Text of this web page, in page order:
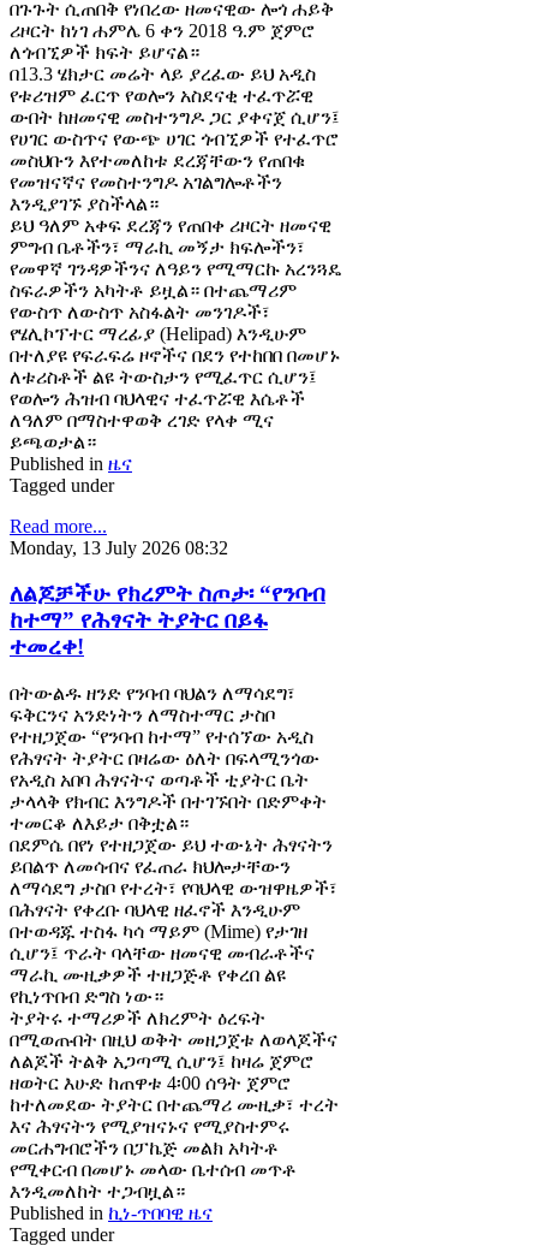
በጉጉት ሲጠበቅ የነበረው ዘመናዊው ሎጎ ሐይቅ
ሪዞርት ከነገ ሐምሌ 6 ቀን 2018 ዓ.ም ጀምሮ
ለጎብኚዎች ክፍት ይሆናል።
በ13.3 ሄክታር መሬት ላይ ያረፈው ይህ አዲስ
የቱሪዝም ፈርጥ የወሎን አስደናቂ ተፈጥሯዊ
ውበት ከዘመናዊ መስተንግዶ ጋር ያቀናጀ ሲሆን፤
የሀገር ውስጥና የውጭ ሀገር ጎብኚዎች የተፈጥሮ
መስህቡን እየተመለከቱ ደረጃቸውን የጠበቁ
የመዝናኛና የመስተንግዶ አገልግሎቶችን
እንዲያገኙ ያስችላል።
ይህ ዓለም አቀፍ ደረጃን የጠበቀ ሪዞርት ዘመናዊ
ምግብ ቤቶችን፣ ማራኪ መኝታ ክፍሎችን፣
የመዋኛ ገንዳዎችንና ለዓይን የሚማርኩ አረንጓዴ
ስፍራዎችን አካትቶ ይዟል። በተጨማሪም
የውስጥ ለውስጥ አስፋልት መንገዶች፣
የሄሊኮፕተር ማረፊያ (Helipad) እንዲሁም
በተለያዩ የፍራፍሬ ዞኖችና በደን የተከበበ በመሆኑ
ለቱሪስቶች ልዩ ትውስታን የሚፈጥር ሲሆን፤
የወሎን ሕዝብ ባህላዊና ተፈጥሯዊ እሴቶች
ለዓለም በማስተዋወቅ ረገድ የላቀ ሚና
ይጫወታል።
Published in ዜና
Tagged under
Read more...
Monday, 13 July 2026 08:32
ለልጆቻችሁ የክረምት ስጦታ፡ “የንባብ
ከተማ” የሕፃናት ትያትር በይፋ
ተመረቀ!
በትውልዱ ዘንድ የንባብ ባህልን ለማሳደግ፣
ፍቅርንና አንድነትን ለማስተማር ታስቦ
የተዘጋጀው “የንባብ ከተማ” የተሰኘው አዲስ
የሕፃናት ትያትር በዛሬው ዕለት በፍላሚንጎው
የአዲስ አበባ ሕፃናትና ወጣቶች ቲያትር ቤት
ታላላቅ የክብር እንግዶች በተገኙበት በድምቀት
ተመርቆ ለእይታ በቅቷል።
በደምሴ በየነ የተዘጋጀው ይህ ተውኔት ሕፃናትን
ይበልጥ ለመሳብና የፈጠራ ክህሎታቸውን
ለማሳደግ ታስቦ የተረት፣ የባህላዊ ውዝዋዜዎች፣
በሕፃናት የቀረቡ ባህላዊ ዘፈኖች እንዲሁም
በተወዳጁ ተስፋ ካሳ ማይም (Mime) የታገዘ
ሲሆን፤ ጥራት ባላቸው ዘመናዊ መብራቶችና
ማራኪ ሙዚቃዎች ተዘጋጅቶ የቀረበ ልዩ
የኪነጥበብ ድግስ ነው።
ትያትሩ ተማሪዎች ለክረምት ዕረፍት
በሚወጡበት በዚህ ወቅት መዘጋጀቱ ለወላጆችና
ለልጆች ትልቅ አጋጣሚ ሲሆን፤ ከዛሬ ጀምሮ
ዘወትር እሁድ ከጠዋቱ 4፡00 ሰዓት ጀምሮ
ከተለመደው ትያትር በተጨማሪ ሙዚቃ፣ ተረት
እና ሕፃናትን የሚያዝናኑና የሚያስተምሩ
መርሐግብሮችን በፓኬጅ መልክ አካትቶ
የሚቀርብ በመሆኑ መላው ቤተሰብ መጥቶ
እንዲመለከት ተጋብዟል።
Published in ኪነ-ጥበባዊ ዜና
Tagged under